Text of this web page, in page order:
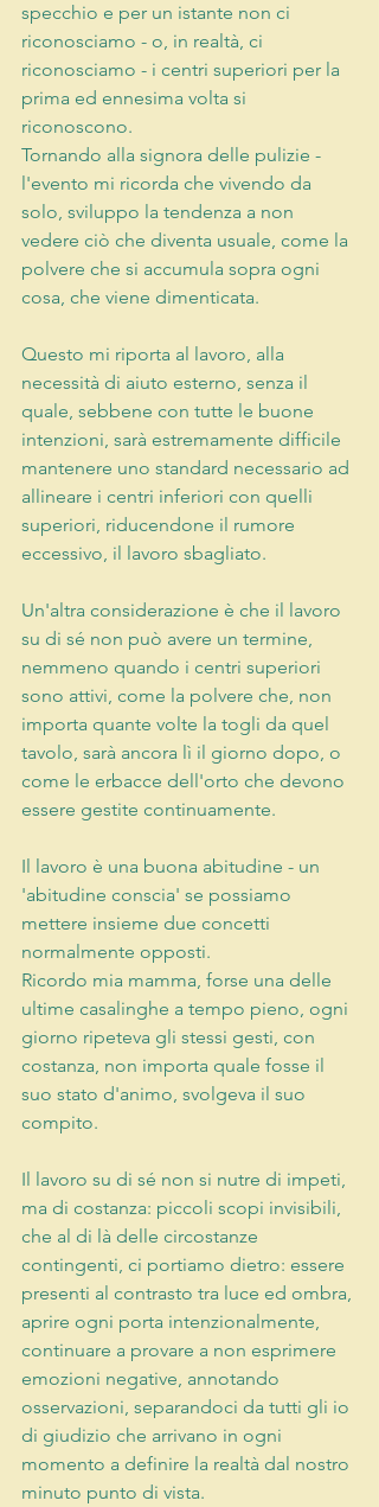
specchio e per un istante non ci
riconosciamo - o, in realtà, ci
riconosciamo - i centri superiori per la
prima ed ennesima volta si
riconoscono.
Tornando alla signora delle pulizie -
l'evento mi ricorda che vivendo da
solo, sviluppo la tendenza a non
vedere ciò che diventa usuale, come la
polvere che si accumula sopra ogni
cosa, che viene dimenticata.
Questo mi riporta al lavoro, alla
necessità di aiuto esterno, senza il
quale, sebbene con tutte le buone
intenzioni, sarà estremamente difficile
mantenere uno standard necessario ad
allineare i centri inferiori con quelli
superiori, riducendone il rumore
eccessivo, il lavoro sbagliato.
Un'altra considerazione è che il lavoro
su di sé non può avere un termine,
nemmeno quando i centri superiori
sono attivi, come la polvere che, non
importa quante volte la togli da quel
tavolo, sarà ancora lì il giorno dopo, o
come le erbacce dell'orto che devono
essere gestite continuamente.
Il lavoro è una buona abitudine - un
'abitudine conscia' se possiamo
mettere insieme due concetti
normalmente opposti.
Ricordo mia mamma, forse una delle
ultime casalinghe a tempo pieno, ogni
giorno ripeteva gli stessi gesti, con
costanza, non importa quale fosse il
suo stato d'animo, svolgeva il suo
compito.
Il lavoro su di sé non si nutre di impeti,
ma di costanza: piccoli scopi invisibili,
che al di là delle circostanze
contingenti, ci portiamo dietro: essere
presenti al contrasto tra luce ed ombra,
aprire ogni porta intenzionalmente,
continuare a provare a non esprimere
emozioni negative, annotando
osservazioni, separandoci da tutti gli io
di giudizio che arrivano in ogni
momento a definire la realtà dal nostro
minuto punto di vista.